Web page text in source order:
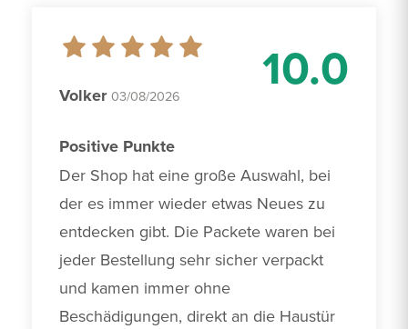
10.0
Volker 03/08/2026
Positive Punkte
Der Shop hat eine große Auswahl, bei
der es immer wieder etwas Neues zu
entdecken gibt. Die Packete waren bei
jeder Bestellung sehr sicher verpackt
und kamen immer ohne
Beschädigungen, direkt an die Haustür